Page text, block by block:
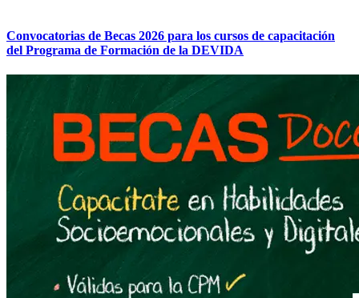
Convocatorias de Becas 2026 para los cursos de capacitación
del Programa de Formación de la DEVIDA